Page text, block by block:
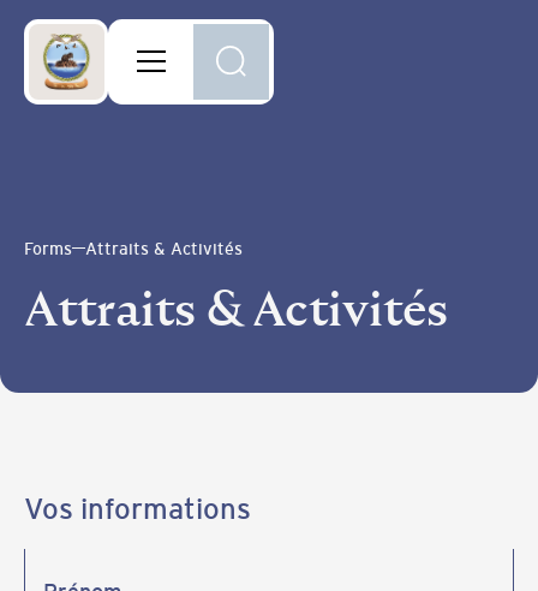
Forms Attraits & Activités
Attraits & Activités
Vos informations